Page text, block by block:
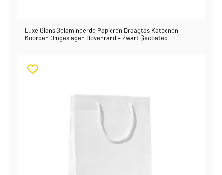
Luxe Glans Gelamineerde Papieren Draagtas Katoenen
Koorden Omgeslagen Bovenrand – Zwart Gecoated